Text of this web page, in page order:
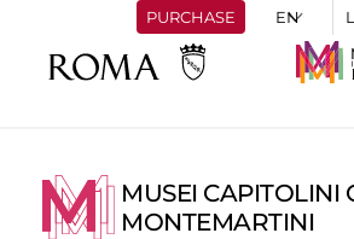
PURCHASE
MUSEI CAPITOLINI
MONTEMARTINI